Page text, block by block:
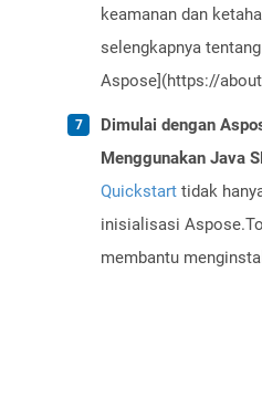
keamanan dan
selengkapnya
Aspose](https://
Dimulai dengan
Menggunakan Java
Quickstart tidak
inisialisasi
membantu